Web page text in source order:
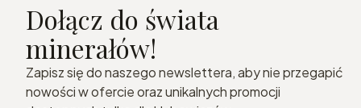
Dołącz do świata
minerałów!
Zapisz się do naszego newslettera, aby nie przegapić
nowości w ofercie oraz unikalnych promocji